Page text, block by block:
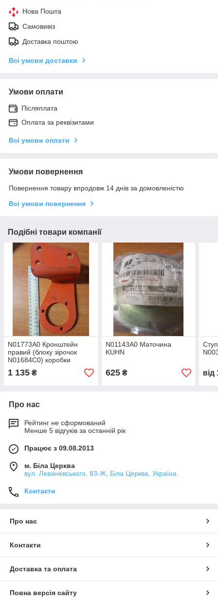
Нова Пошта
Самовивіз
Доставка поштою
Всі умови доставки
Умови оплати
Післяплата
Оплата за реквізитами
Всі умови оплати
Умови повернення
Повернення товару впродовж 14 днів за домовленістю
Всі умови повернення
Подібні товари компанії
N01773A0 Кронштейн
правий (блоку зірочок
N01684C0) коробки
передач сівалки КУН
Planter/Maxima
1 135 ₴
N01143A0 Маточина
KUHN
625₴ від
Про нас
Рейтинг не сформований
Менше 5 відгуків за останній рік
Працює з 09.08.2013
м. Біла Церква
вул. Леваневського, 83-Ж, Біла Церква, Україна
Контакти
Про нас
Контакти
Доставка та оплата
Повна версія сайту